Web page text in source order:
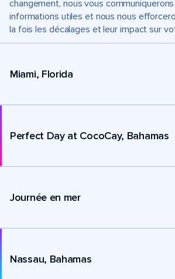
changement, nous vous
informations utiles et nous nous
la fois les décalages et leur impact sur
Miami, Florida
Perfect Day at CocoCay, Bahamas
Journée en mer
Nassau, Bahamas